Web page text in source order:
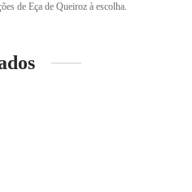
de Eça de Queiroz à escolha.